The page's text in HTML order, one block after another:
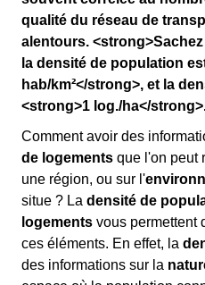
qualité du réseau de
alentours.
la densité de population
hab/km²</strong>, et la
<strong>1 log./ha</
Comment avoir des
de logements que l'on peut
une région, ou sur l'
situe ? La densité de
logements vous permettent
ces éléments. En effet, la
des informations sur la